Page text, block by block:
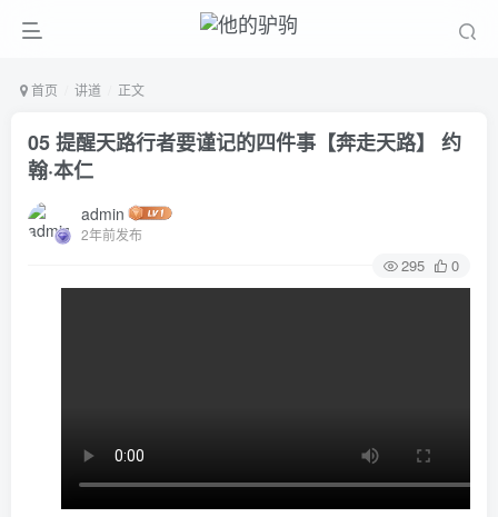
首页 讲道 正文
05 提醒天路行者要谨记的四件事【奔走天路】 约
翰·本仁
admin
2年前发布
295 0